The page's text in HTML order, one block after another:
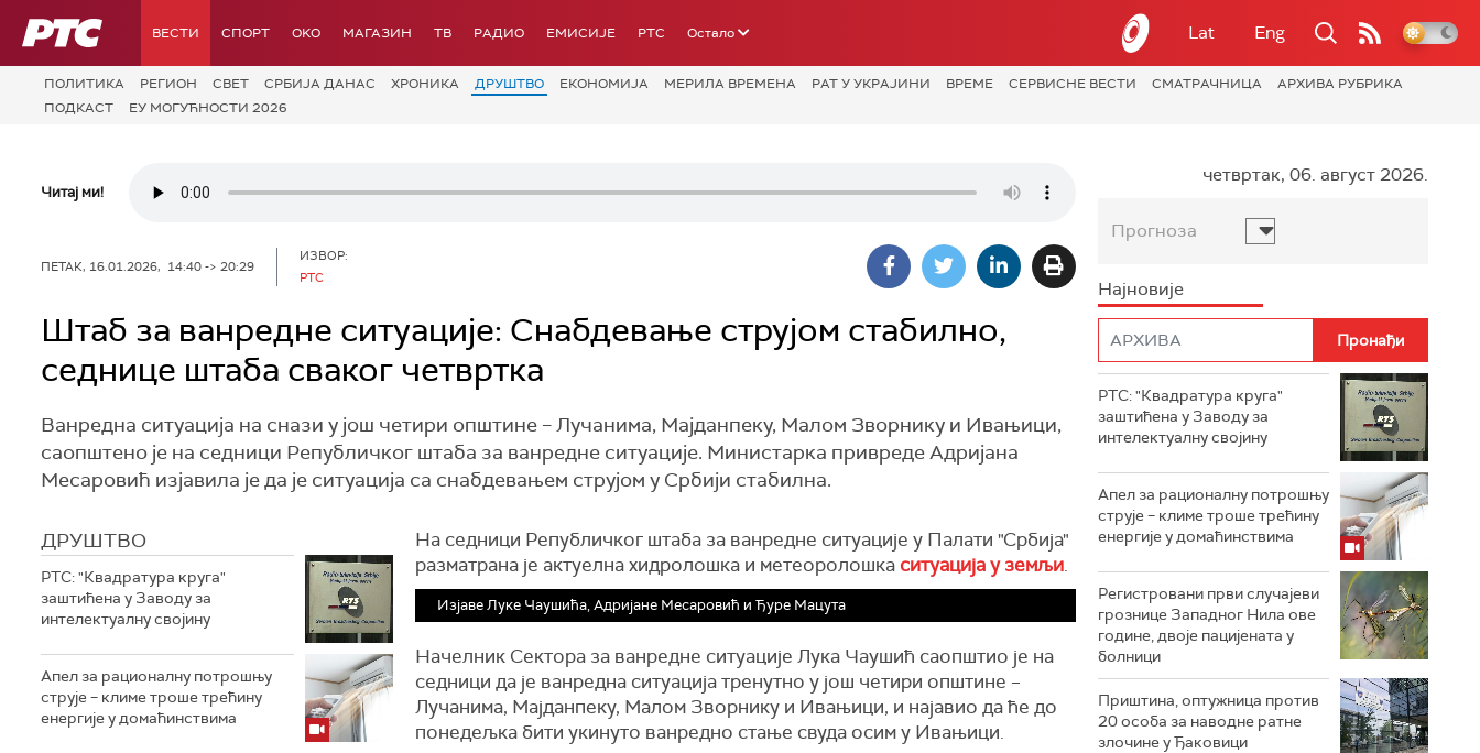
РТС ВЕСТИ СПОРТ OKO МАГАЗИН ТВ РАДИО ЕМИСИЈЕ РТС Остало Lat Eng
ПОЛИТИКА РЕГИОН СВЕТ СРБИЈА ДАНАС ХРОНИКА ДРУШТВО ЕКОНОМИЈА МЕРИЛА ВРЕМЕНА РАТ У УКРАЈИНИ ВРЕМЕ СЕРВИСНЕ ВЕСТИ СМАТРАЧНИЦА
АРХИВА РУБРИКА
ПОДКАСТ
ЕУ МОГУЋНОСТИ 2026
Читај ми!
ПЕТАК, 16.01.2026, 14:40 -> 20:29
ИЗВОР:
РТС
Штаб за ванредне ситуације: Снабдевање струјом стабилно,
седнице штаба сваког четвртка
Ванредна ситуација на снази у још четири општине – Лучанима, Мајданпеку, Малом Зворнику и Ивањици,
саопштено је на седници Републичког штаба за ванредне ситуације. Министарка привреде Адријана
Месаровић изјавила је да је ситуација са снабдевањем струјом у Србији стабилна.
ДРУШТВО
РТС: "Квадратура круга"
заштићена у Заводу за
интелектуалну својину
Апел за рационалну потрошњу
струје – климе троше трећину
енергије у домаћинствима
На седници Републичког штаба за ванредне ситуације у Палати "Србија"
разматрана је актуелна хидролошка и метеоролошка ситуација у земљи.
Изјаве Луке Чаушића, Адријане Месаровић и Ђуре Мацута
Начелник Сектора за ванредне ситуације Лука Чаушић саопштио је на
седници да је ванредна ситуација тренутно у још четири општине –
Лучанима, Мајданпеку, Малом Зворнику и Ивањици, и најавио да ће до
понедељка бити укинуто ванредно стање свуда осим у Ивањици.
четвртак, 06. август 2026.
Прогноза
Најновије
РТС: "Квадратура круга"
заштићена у Заводу за
интелектуалну својину
Апел за рационалну потрошњу
струје – климе троше трећину
енергије у домаћинствима
Регистровани први случајеви
грознице Западног Нила ове
године, двоје пацијената у
болници
Приштина, оптужница против
20 особа за наводне ратне
злочине у Ђаковици